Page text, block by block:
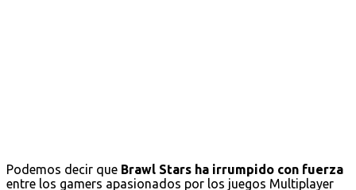
Podemos decir que Brawl Stars ha irrumpido con fuerza
entre los gamers apasionados por los juegos Multiplayer